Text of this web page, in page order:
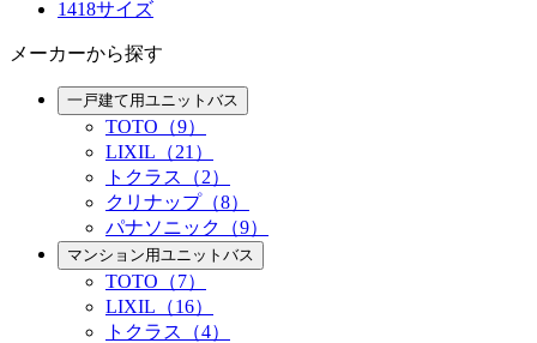
1418サイズ
メーカーから探す
一戸建て用ユニットバス
TOTO（9）
LIXIL（21）
トクラス（2）
クリナップ（8）
パナソニック（9）
マンション用ユニットバス
TOTO（7）
LIXIL（16）
トクラス（4）